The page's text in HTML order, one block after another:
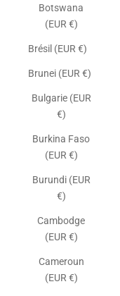
Botswana
(EUR €)
Brésil (EUR €)
Brunei (EUR €)
Bulgarie (EUR
€)
Burkina Faso
(EUR €)
Burundi (EUR
€)
Cambodge
(EUR €)
Cameroun
(EUR €)